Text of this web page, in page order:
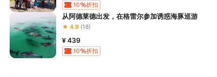
10 折扣
从阿德莱德出发，在格雷尔参加诱惑海豚巡游
★ 4.9 (18)
¥ 439
10 折扣